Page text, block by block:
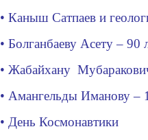
•Каныш Сатпаев и
•Болганбаеву Асету – 90
•Жабайхану
•Амангельды Иманову –
•День Космонавтики